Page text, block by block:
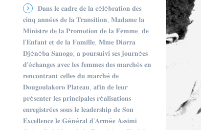
𝐃𝐚𝐧𝐬 𝐥𝐞 𝐜𝐚𝐝𝐫𝐞 𝐝𝐞 𝐥𝐚 𝐜é𝐥é𝐛𝐫𝐚𝐭𝐢𝐨𝐧 𝐝𝐞𝐬
𝐜𝐢𝐧𝐪 𝐚𝐧𝐧é𝐞𝐬 𝐝𝐞 𝐥𝐚 𝐓𝐫𝐚𝐧𝐬𝐢𝐭𝐢𝐨𝐧, 𝐌𝐚𝐝𝐚𝐦𝐞 𝐥𝐚
𝐌𝐢𝐧𝐢𝐬𝐭𝐫𝐞 𝐝𝐞 𝐥𝐚 𝐏𝐫𝐨𝐦𝐨𝐭𝐢𝐨𝐧 𝐝𝐞 𝐥𝐚 𝐅𝐞𝐦𝐦𝐞, 𝐝𝐞
𝐥’𝐄𝐧𝐟𝐚𝐧𝐭 𝐞𝐭 𝐝𝐞 𝐥𝐚 𝐅𝐚𝐦𝐢𝐥𝐥𝐞, 𝐌𝐦𝐞 𝐃𝐢𝐚𝐫𝐫𝐚
𝐃𝐣é𝐧é𝐛𝐚 𝐒𝐚𝐧𝐨𝐠𝐨, 𝐚 𝐩𝐨𝐮𝐫𝐬𝐮𝐢𝐯𝐢 𝐬𝐞𝐬 𝐣𝐨𝐮𝐫𝐧é𝐞𝐬
𝐝’é𝐜𝐡𝐚𝐧𝐠𝐞𝐬 𝐚𝐯𝐞𝐜 𝐥𝐞𝐬 𝐟𝐞𝐦𝐦𝐞𝐬 𝐝𝐞𝐬 𝐦𝐚𝐫𝐜𝐡é𝐬 𝐞𝐧
𝐫𝐞𝐧𝐜𝐨𝐧𝐭𝐫𝐚𝐧𝐭 𝐜𝐞𝐥𝐥𝐞𝐬 𝐝𝐮 𝐦𝐚𝐫𝐜𝐡é 𝐝𝐞
𝐃𝐨𝐮𝐠𝐨𝐮𝐥𝐚𝐤𝐨𝐫𝐨 𝐏𝐥𝐚𝐭𝐞𝐚𝐮, 𝐚𝐟𝐢𝐧 𝐝𝐞 𝐥𝐞𝐮𝐫
𝐩𝐫é𝐬𝐞𝐧𝐭𝐞𝐫 𝐥𝐞𝐬 𝐩𝐫𝐢𝐧𝐜𝐢𝐩𝐚𝐥𝐞𝐬 𝐫é𝐚𝐥𝐢𝐬𝐚𝐭𝐢𝐨𝐧𝐬
𝐞𝐧𝐫𝐞𝐠𝐢𝐬𝐭𝐫é𝐞𝐬 𝐬𝐨𝐮𝐬 𝐥𝐞 𝐥𝐞𝐚𝐝𝐞𝐫𝐬𝐡𝐢𝐩 𝐝𝐞 𝐒𝐨𝐧
𝐄𝐱𝐜𝐞𝐥𝐥𝐞𝐧𝐜𝐞 𝐥𝐞 𝐆é𝐧é𝐫𝐚𝐥 𝐝’𝐀𝐫𝐦é𝐞 𝐀𝐬𝐬𝐢𝐦𝐢